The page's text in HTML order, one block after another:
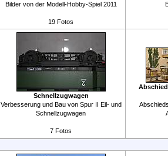
Bilder von der Modell-Hobby-Spiel 2011
19 Fotos
Schnellzugwagen
Verbesserung und Bau von Spur II Eil- und
Schnellzugwagen
7 Fotos